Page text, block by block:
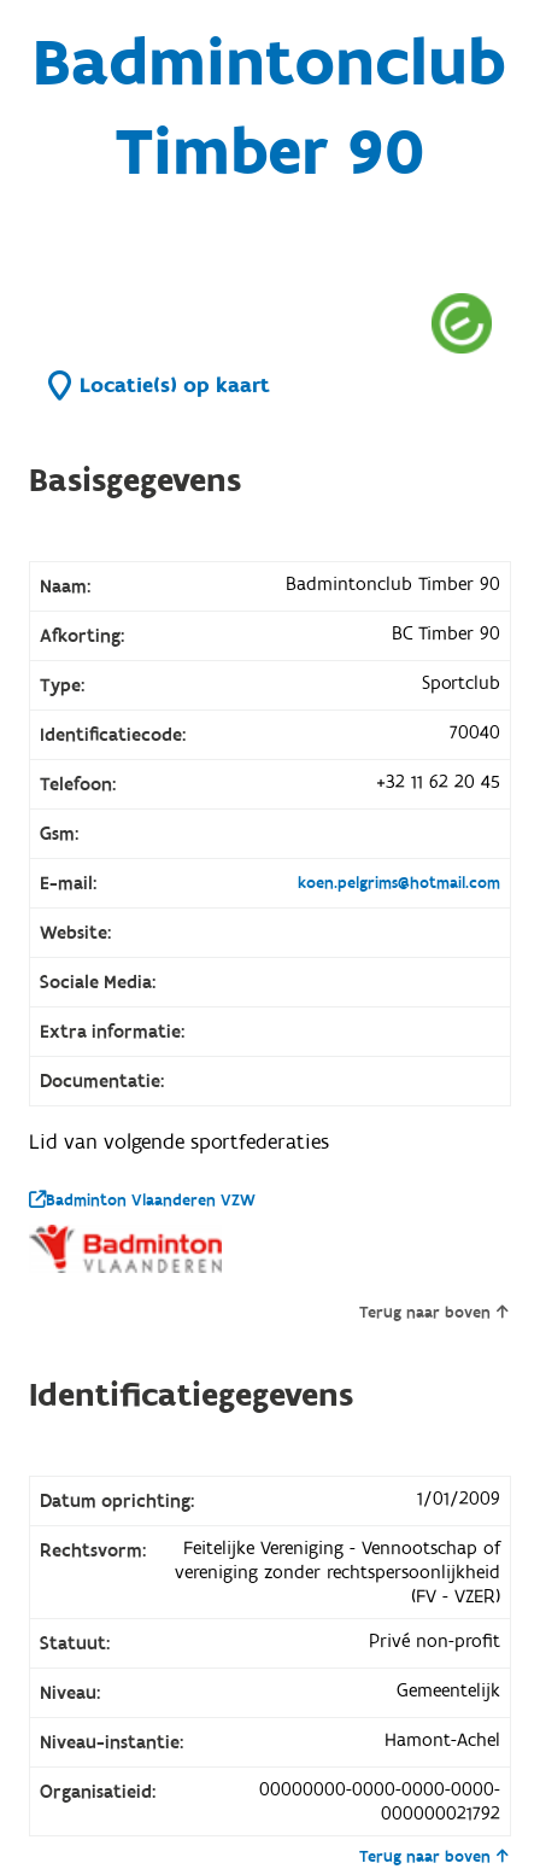
Badmintonclub
Timber 90
Locatie(s) op kaart
Basisgegevens
Naam: Badmintonclub Timber 90
Afkorting: BC Timber 90
Type: Sportclub
Identificatiecode: 70040
Telefoon: +32 11 62 20 45
Gsm:
E-mail: koen.pelgrims@hotmail.com
Website:
Sociale Media:
Extra informatie:
Documentatie:
Lid van volgende sportfederaties
Badminton Vlaanderen VZW
Terug naar boven
Identificatiegegevens
Datum oprichting: 1/01/2009
Rechtsvorm:
Feitelijke Vereniging - Vennootschap of
vereniging zonder rechtspersoonlijkheid
(FV - VZER)
Statuut:
Privé non-profit
Niveau: Gemeentelijk
Niveau-instantie: Hamont-Achel
Organisatieid:
00000000-0000-0000-0000-
000000021792
Terug naar boven